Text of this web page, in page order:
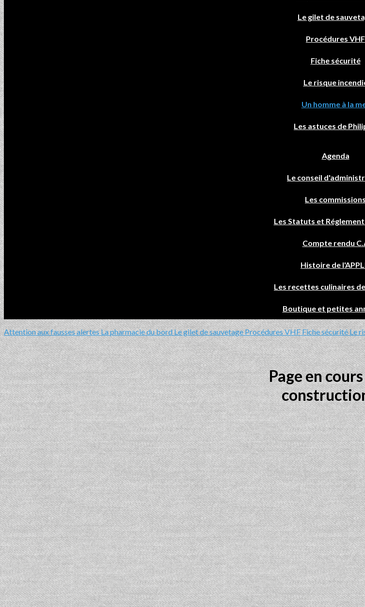
Le gilet de
Procédures VHF
Fiche sécurité
Le risque
Un homme à la
Les astuces de
Agenda
Le conseil
Les commissions
Les Statuts et
Compte rendu
Histoire de
Les recettes culinaires
Boutique et petites
Attention aux fausses alertesLa pharmacie du bordLe gilet de sauvetageProcédures VHFFiche sécuritéLe
Page en